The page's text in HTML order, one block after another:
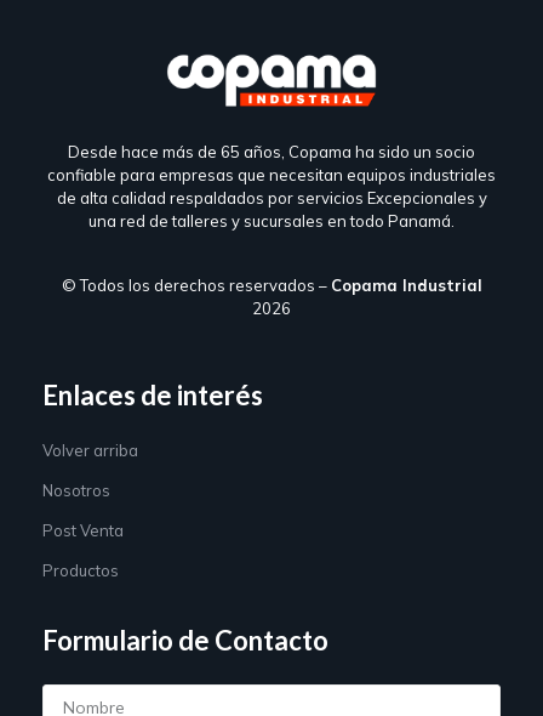
Desde hace más de 65 años, Copama ha sido un socio
confiable para empresas que necesitan equipos industriales
de alta calidad respaldados por servicios Excepcionales y
una red de talleres y sucursales en todo Panamá.
© Todos los derechos reservados – Copama Industrial
2026
Enlaces de interés
Volver arriba
Nosotros
Post Venta
Productos
Formulario de Contacto